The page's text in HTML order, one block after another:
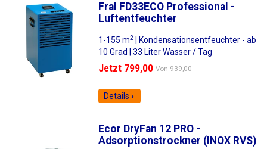
Fral FD33ECO Professional -
Luftentfeuchter
1-155 m2
| Kondensationsentfeuchter - ab
10 Grad | 33 Liter Wasser / Tag
Jetzt 799,00 Von 939,00
Details
Ecor DryFan 12 PRO -
Adsorptionstrockner (INOX RVS)